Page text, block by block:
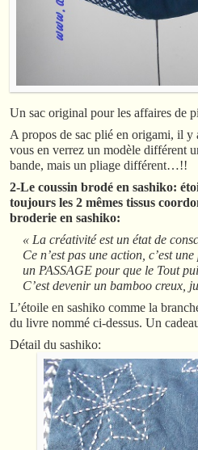
Un sac original pour les affaires de
A propos de sac plié en origami, il y
vous en verrez un modèle différent
bande, mais un pliage différent…!!
2-Le coussin brodé en sashiko:
toujours les 2 mêmes tissus
broderie en sashiko:
« La créativité est un état de
Ce n’est pas une action, c’est
un PASSAGE pour que le Tout
C’est devenir un bamboo creux,
L’étoile en sashiko comme la
du livre nommé ci-dessus. Un
Détail du sashiko: